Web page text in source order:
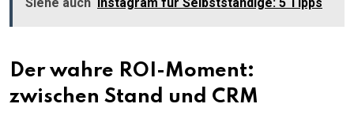
Der wahre ROI-Moment:
zwischen Stand und CRM